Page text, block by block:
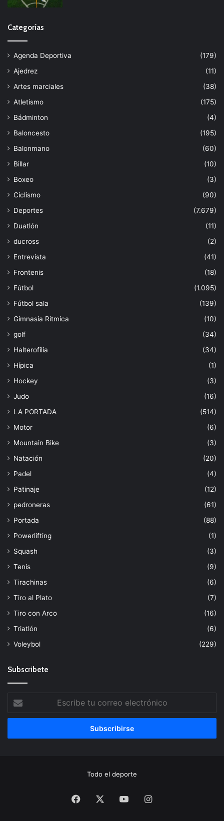
Categorías
Agenda Deportiva
(179)
Ajedrez
(11)
Artes marciales
(38)
Atletismo
(175)
Bádminton
(4)
Baloncesto
(195)
Balonmano
(60)
Billar
(10)
Boxeo
(3)
Ciclismo
(90)
Deportes
(7.679)
Duatlón
(11)
ducross
(2)
Entrevista
(41)
Frontenis
(18)
Fútbol
(1.095)
Fútbol sala
(139)
Gimnasia Rítmica
(10)
golf
(34)
Halterofilia
(34)
Hípica
(1)
Hockey
(3)
Judo
(16)
LA PORTADA
(514)
Motor
(6)
Mountain Bike
(3)
Natación
(20)
Padel
(4)
Patinaje
(12)
pedroneras
(61)
Portada
(88)
Powerlifting
(1)
Squash
(3)
Tenis
(9)
Tirachinas
(6)
Tiro al Plato
(7)
Tiro con Arco
(16)
Triatlón
(6)
Voleybol
(229)
Subscribete
tu
correo
Todo el deporte
Facebook YouTubeInstagram